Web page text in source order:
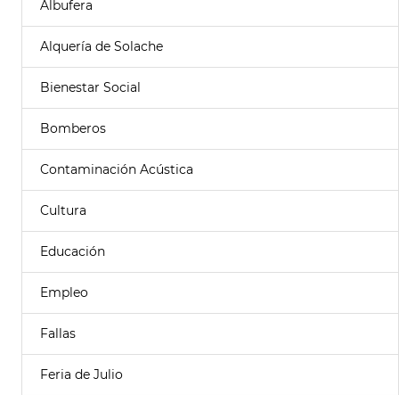
Albufera
Alquería de Solache
Bienestar Social
Bomberos
Contaminación Acústica
Cultura
Educación
Empleo
Fallas
Feria de Julio